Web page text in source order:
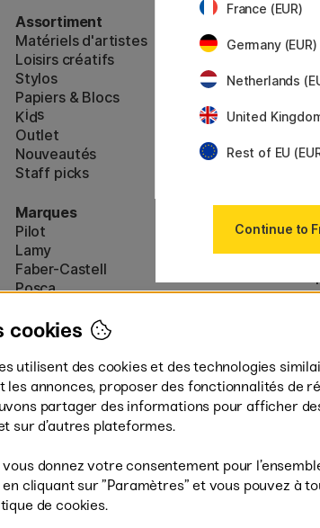
Assortiment
Matériels d'artistes
Loisirs créatifs
Stylos
Papiers & Blocs
Kids
Outlet
Nouveautés
Staff picks
Marques
Pilot
Lamy
Faber-Castell
Posca
Afficher toutes (160)
de paiement
France (EUR)
Germany (EUR)
Netherlands
United
Rest of EU
Continue to
cookies
utilisent des cookies et des technologies
les annonces, proposer des fonctionnalités de
partager des informations pour afficher
sur d’autres plateformes.
donnez votre consentement pour
cliquant sur ”Paramètres” et vous pouvez à
de cookies.